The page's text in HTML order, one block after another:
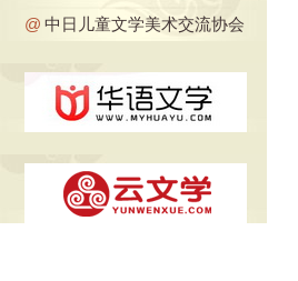
@ 中日儿童文学美术交流协会